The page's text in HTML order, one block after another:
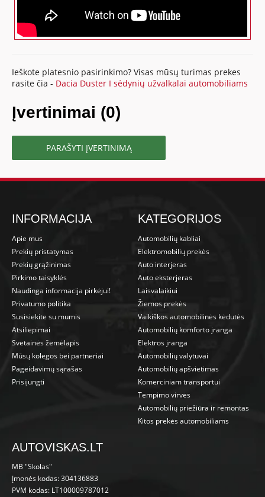
Ieškote platesnio pasirinkimo? Visas mūsų turimas prekes
rasite čia - Dacia Duster I sėdynių užvalkalai automobiliams
Įvertinimai (0)
PARAŠYTI ĮVERTINIMĄ
INFORMACIJA
Apie mus
Prekių pristatymas
Prekių grąžinimas
Pirkimo taisyklės
Naudinga informacija pirkėjui!
Privatumo politika
Susisiekite su mumis
Atsiliepimai
Svetainės žemėlapis
Mūsų kolegos bei partneriai
Pageidavimų sąrašas
Prisijungti
KATEGORIJOS
Automobilių kabliai
Elektromobilių prekės
Auto interjeras
Auto eksterjeras
Laisvalaikiui
Žiemos prekės
Vaikiškos automobilinės kėdutės
Automobilių komforto įranga
Elektros įranga
Automobilių valytuvai
Automobilių apšvietimas
Komerciniam transportui
Tempimo virvės
Automobilių priežiūra ir remontas
Kitos prekės automobiliams
AUTOVISKAS.LT
MB "Skolas"
Įmonės kodas: 304136883
PVM kodas: LT100009787012